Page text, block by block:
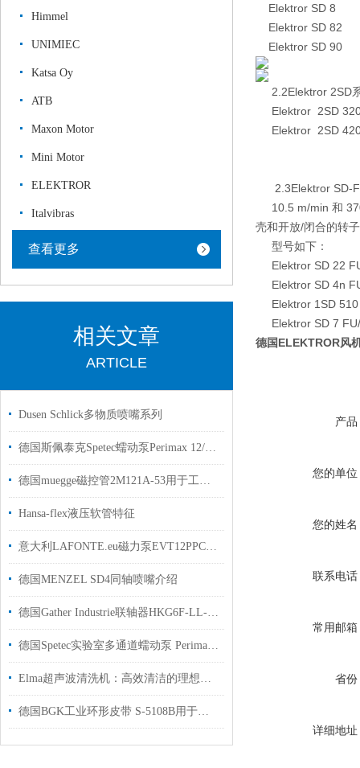
Himmel
UNIMIEC
Katsa Oy
ATB
Maxon Motor
Mini Motor
ELEKTROR
Italvibras
查看更多
相关文章
ARTICLE
Dusen Schlick多物质喷嘴系列
德国斯佩泰克Spetec蠕动泵Perimax 12/6 工作原理
德国muegge磁控管2M121A-53用于工业半导体行业使用
Hansa-flex液压软管特征
意大利LAFONTE.eu磁力泵EVT12PPCGEBA 用船上使用
德国MENZEL SD4同轴喷嘴介绍
德国Gather Industrie联轴器HKG6F-LL-R01-ST3/4“-CD01用于化工行业使用
德国Spetec实验室多通道蠕动泵 Perimax 12/6使用介绍
Elma超声波清洗机：高效清洁的理想之选
德国BGK工业环形皮带 S-5108B用于汽车行业硅胶涂层涤棉面料
Elektror SD 8
Elektror SD 82
Elektror SD 90
2.2Elektror 2SD
Elektror 2SD
Elektror 2SD
2.3Elektror SD-
10.5 m/min 和 370
壳和开放/闭合的转
型号如下：
Elektror SD 22
Elektror SD 4n
Elektror 1SD 510
Elektror SD 7
德国ELEKTROR风
产品
您的单位
您的姓名
联系电话
常用邮箱
省份
详细地址